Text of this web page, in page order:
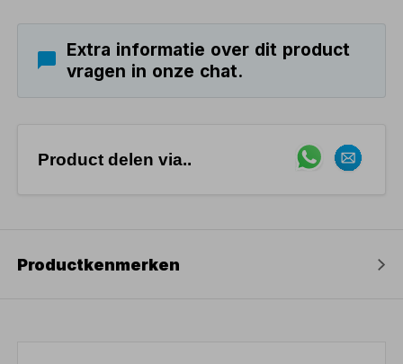
Extra informatie over dit product
vragen in onze chat.
Product delen via..
Productkenmerken